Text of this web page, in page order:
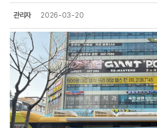
관리자 2026-03-20